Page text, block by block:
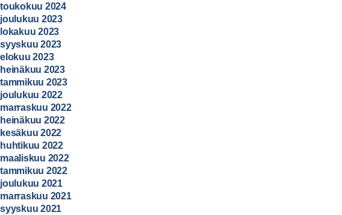
toukokuu 2024
joulukuu 2023
lokakuu 2023
syyskuu 2023
elokuu 2023
heinäkuu 2023
tammikuu 2023
joulukuu 2022
marraskuu 2022
heinäkuu 2022
kesäkuu 2022
huhtikuu 2022
maaliskuu 2022
tammikuu 2022
joulukuu 2021
marraskuu 2021
syyskuu 2021